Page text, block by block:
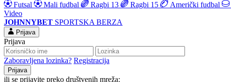
Futsal
Mali fudbal Ragbi 13 Ragbi 15 Američki fudbal
Video
JOHNNYBET SPORTSKA BERZA
Prijava
Prijava
Zaboravljena lozinka? Registracija
ili se prijavite preko društvenih mreža: